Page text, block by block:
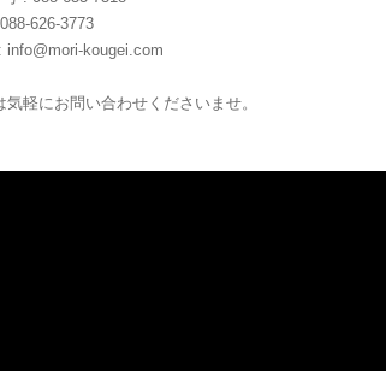
626-3773
info@mori-kougei.com
気軽にお問い合わせくださいませ。